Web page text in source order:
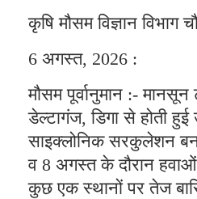
कृषि मौसम विज्ञान विभाग
6 अगस्त, 2026 :
मौसम पूर्वानुमान :-
डेल्टागंज, डिगा से होती
साइक्लोनिक सरकुलेशन
व 8 अगस्त के दौरान हवाओं
कुछ एक स्थानों पर तेज